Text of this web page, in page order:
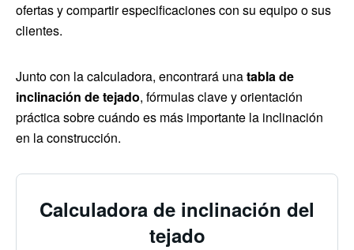
ofertas y compartir especificaciones con su equipo o sus
clientes.
Junto con la calculadora, encontrará unatabla de
inclinación de tejado, fórmulas clave y orientación
práctica sobre cuándo es más importante la inclinación
en la construcción.
Calculadora de inclinación del
tejado